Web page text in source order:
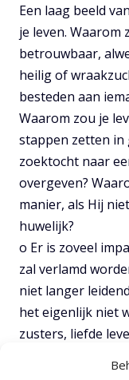
Een laag beeld
je leven. Waarom
betrouwbaar,
heilig of
besteden aan
Waarom zou je
stappen zetten in
zoektocht naar
overgeven?
manier, als Hij
huwelijk?
o Er is zoveel
zal verlamd
niet langer
het eigenlijk niet
zusters, liefde